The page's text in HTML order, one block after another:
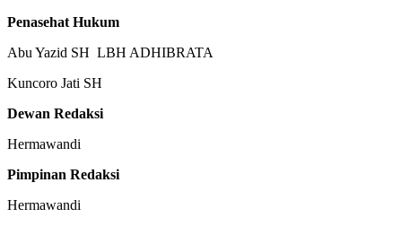
Penasehat Hukum
Abu Yazid SH LBH ADHIBRATA
Kuncoro Jati SH
Dewan Redaksi
Hermawandi
Pimpinan Redaksi
Hermawandi